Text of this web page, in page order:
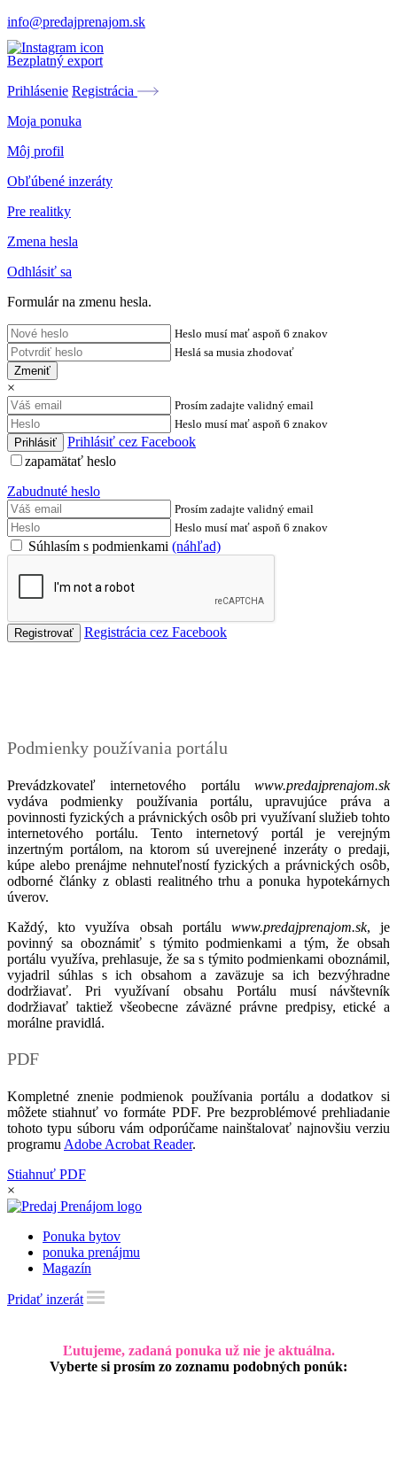
info@predajprenajom.sk
Bezplatný export
Prihlásenie Registrácia
Moja ponuka
Môj profil
Obľúbené inzeráty
Pre realitky
Zmena hesla
Odhlásiť sa
Formulár na zmenu hesla.
Heslo musí mať aspoň 6 znakov
Heslá sa musia zhodovať
Zmeniť
×
Prosím zadajte validný email
Heslo musí mať aspoň 6 znakov
Prihlásiť cez Facebook
zapamätať heslo
Zabudnuté heslo
Prosím zadajte validný email
Heslo musí mať aspoň 6 znakov
Súhlasím s podmienkami (náhľad)
Registrácia cez Facebook
Podmienky používania portálu
Prevádzkovateľ internetového portálu www.predajprenajom.sk
vydáva podmienky používania portálu, upravujúce práva a
povinnosti fyzických a právnických osôb pri využívaní služieb tohto
internetového portálu. Tento internetový portál je verejným
inzertným portálom, na ktorom sú uverejnené inzeráty o predaji,
kúpe alebo prenájme nehnuteľností fyzických a právnických osôb,
odborné články z oblasti realitného trhu a ponuka hypotekárnych
úverov.
Každý, kto využíva obsah portálu www.predajprenajom.sk, je
povinný sa oboznámiť s týmito podmienkami a tým, že obsah
portálu využíva, prehlasuje, že sa s týmito podmienkami oboznámil,
vyjadril súhlas s ich obsahom a zaväzuje sa ich bezvýhradne
dodržiavať. Pri využívaní obsahu Portálu musí návštevník
dodržiavať taktiež všeobecne záväzné právne predpisy, etické a
morálne pravidlá.
PDF
Kompletné znenie podmienok používania portálu a dodatkov si
môžete stiahnuť vo formáte PDF. Pre bezproblémové prehliadanie
tohoto typu súboru vám odporúčame nainštalovať najnovšiu verziu
programu Adobe Acrobat Reader.
Stiahnuť PDF
×
Ponuka bytov
ponuka prenájmu
Magazín
Pridať inzerát
Ľutujeme, zadaná ponuka už nie je aktuálna.
Vyberte si prosím zo zoznamu podobných ponúk: